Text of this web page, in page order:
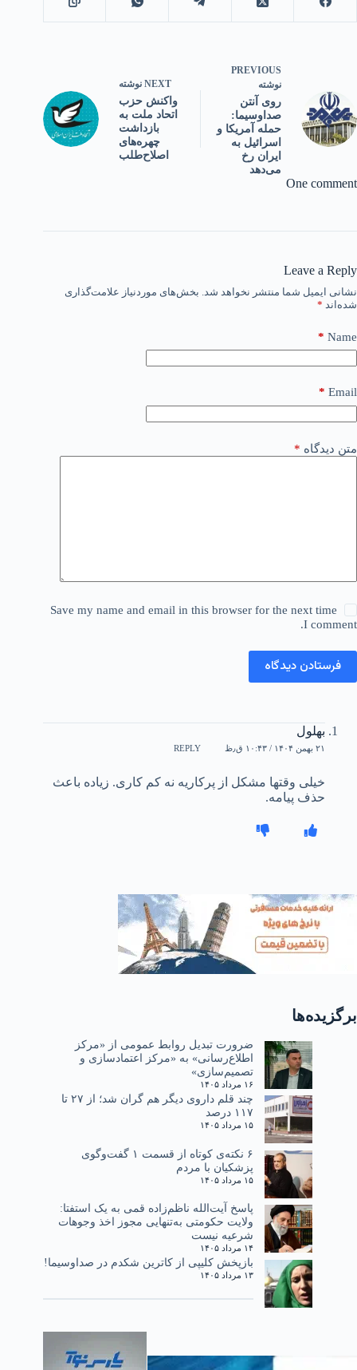
PREVIOUS
نوشته
روی آنتن
صداوسیما:
حمله آمریکا و
اسرائیل به
ایران رخ
می‌دهد
NEXT نوشته
واکنش حزب
اتحاد ملت به
بازداشت
چهره‌های
اصلاح‌طلب
One comment
Leave a Reply
نشانی ایمیل شما منتشر نخواهد شد. بخش‌های موردنیاز علامت‌گذاری
شده‌اند *
Name
*
Email
*
متن دیدگاه *
Save my name and email in this browser for the next time
I comment.
فرستادن دیدگاه
بهلول
۲۱ بهمن ۱۴۰۴ / ۱۰:۴۳ ق٫ظ REPLY
خیلی وقتها مشکل از پرکاریه نه کم کاری. زیاده باعث
حذف پیامه.
برگزیده‌ها
ضرورت تبدیل روابط عمومی از «مرکز
اطلاع‌رسانی» به «مرکز اعتمادسازی و
تصمیم‌سازی»
۱۶ مرداد ۱۴۰۵
چند قلم داروی دیگر هم گران شد؛ از ۲۷ تا
۱۱۷ درصد
۱۵ مرداد ۱۴۰۵
۶ نکته‌ی کوتاه از قسمت ۱ گفت‌وگوی
پزشکیان با مردم
۱۵ مرداد ۱۴۰۵
پاسخ آیت‌الله ناظم‌زاده قمی به یک استفتا:
ولایت حکومتی به‌تنهایی مجوز اخذ وجوهات
شرعیه نیست
۱۴ مرداد ۱۴۰۵
بازپخش کلیپی از کاترین شکدم در صداوسیما!
۱۳ مرداد ۱۴۰۵